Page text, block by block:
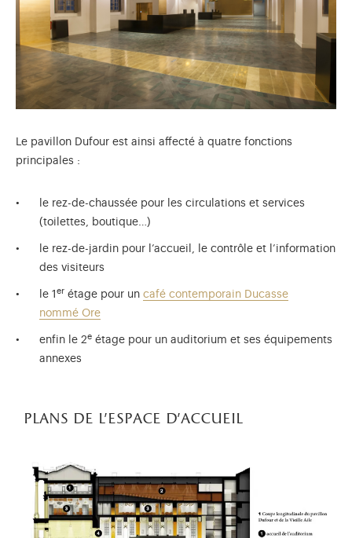
Le pavillon Dufour est ainsi affecté à quatre fonctions
principales :
le rez-de-chaussée pour les circulations et services
(toilettes, boutique…)
le rez-de-jardin pour l’accueil, le contrôle et l’information
des visiteurs
le 1 er étage pour un café contemporain Ducasse
nommé Ore
enfin le 2e étage pour un auditorium et ses équipements
annexes
plans de l'espace d'accueil